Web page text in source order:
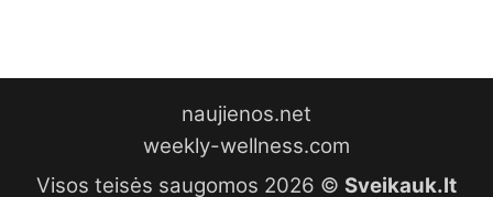
naujienos.net
weekly-wellness.com
Visos teisės saugomos 2026 © Sveikauk.lt